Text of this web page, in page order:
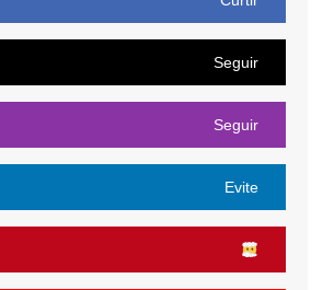
Seguir
Seguir
Evite